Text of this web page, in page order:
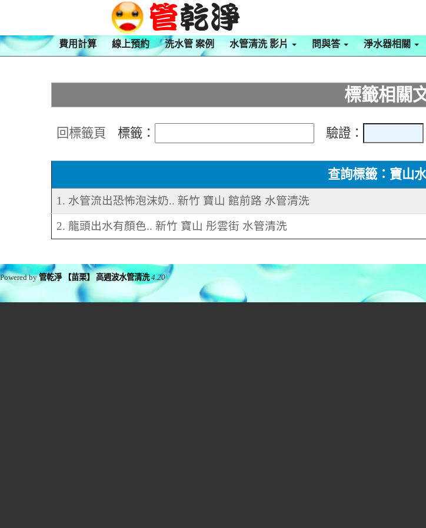
費用計算 線上預約 洗水管 案例 水管清洗 影片 問與答 淨水器相關
標籤相關
回標籤頁 標籤： 驗證：
查詢標籤：寶山
1. 水管流出恐怖泡沫奶.. 新竹 寶山 館前路 水管清洗
2. 龍頭出水有顏色.. 新竹 寶山 彤雲街 水管清洗
Powered by管乾淨 【苗栗】 高週波水管清洗 4.20